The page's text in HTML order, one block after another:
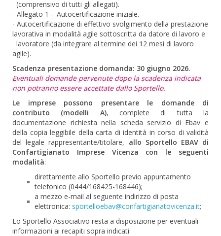
(comprensivo di tutti gli allegati).
- Allegato 1 – Autocertificazione iniziale.
- Autocertificazione di effettivo svolgimento della prestazione
lavorativa in modalità agile sottoscritta da datore di lavoro e
lavoratore (da integrare al termine dei 12 mesi di lavoro
agile).
Scadenza presentazione domanda: 30 giugno 2026.
Eventuali domande pervenute dopo la scadenza indicata
non potranno essere accettate dallo Sportello.
Le imprese possono presentare le domande di
contributo (modelli A), complete di tutta la
documentazione richiesta nella scheda servizio di Ebav e
della copia leggibile della carta di identità in corso di validità
del legale rappresentante/titolare, allo Sportello EBAV di
Confartigianato Imprese Vicenza con le seguenti
modalità:
direttamente allo Sportello previo appuntamento
telefonico (0444/168425-168446);
a mezzo e-mail al seguente indirizzo di posta
elettronica: sportelloebav@confartigianatovicenza.it;
Lo Sportello Associativo resta a disposizione per eventuali
informazioni ai recapiti sopra indicati.